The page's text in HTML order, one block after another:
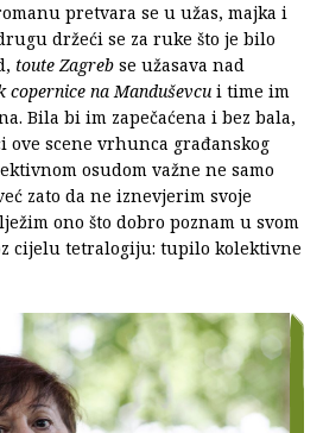
pretvara se u užas, majka i
držeći se za ruke što je bilo
toute Zagreb se užasava nad
copernice na Manduševcu i time im
Bila bi im zapečaćena i bez bala,
scene vrhunca građanskog
osudom važne ne samo
zato da ne iznevjerim svoje
ono što dobro poznam u svom
cijelu tetralogiju: tupilo kolektivne